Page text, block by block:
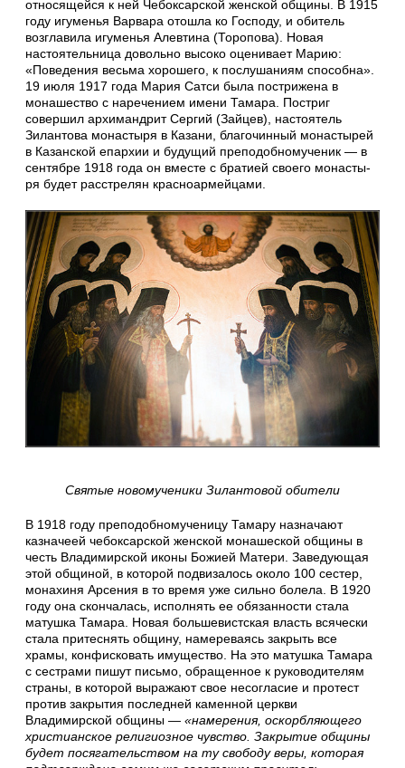
относящейся к ней Чебоксарской женской общины. В 1915
году игуменья Варвара отошла ко Господу, и обитель
возглавила игуменья Алевтина (Торопова). Новая
настоятельница довольно высоко оценивает Марию:
«Поведения весьма хорошего, к послушаниям способна».
19 июля 1917 года Мария Сатси была пострижена в
монашество с наречением имени Тамара. Постриг
совершил архимандрит Сергий (Зайцев), настоятель
Зилантова монастыря в Казани, благочинный монастырей
в Казанской епархии и будущий преподобномученик — в
сен­тяб­ре 1918 го­да он вме­сте с бра­ти­ей сво­е­го мо­на­сты­
ря бу­дет рас­стре­лян крас­но­ар­мей­ца­ми.
Святые новомученики Зилантовой обители
В 1918 году преподобномученицу Тамару назначают
казначеей чебоксарской женской монашеской общины в
честь Владимирской иконы Божией Матери. Заведующая
этой общиной, в которой подвизалось около 100 сестер,
монахиня Арсения в то время уже сильно болела. В 1920
году она скончалась, исполнять ее обязанности стала
матушка Тамара. Новая большевистская власть всячески
стала притеснять общину, намереваясь закрыть все
храмы, конфисковать имущество. На это матушка Тамара
с сестрами пишут письмо, обращенное к руководителям
страны, в которой выражают свое несогласие и протест
против закрытия последней каменной церкви
Владимирской общины — «намерения, оскорбляющего
христианское религиозное чувство. За­кры­тие об­щи­ны
бу­дет по­ся­га­тель­ством на ту сво­бо­ду ве­ры, ко­то­рая